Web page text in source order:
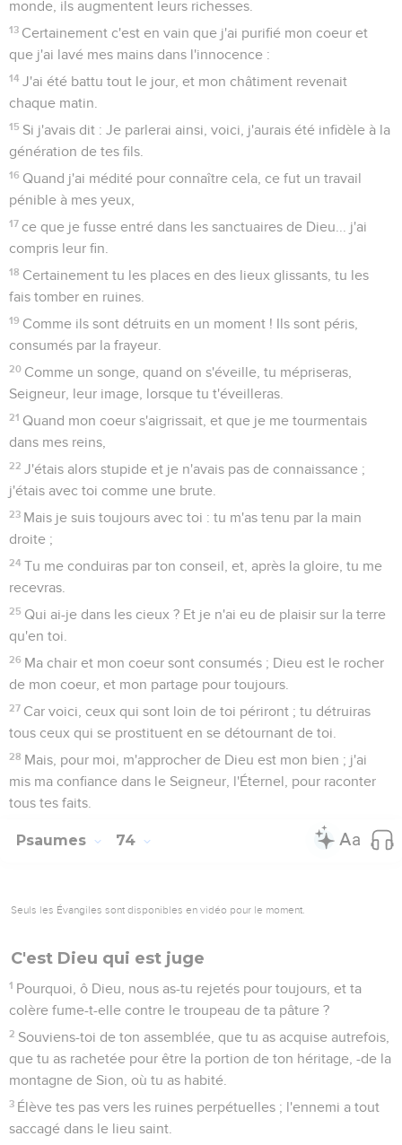
monde, ils augmentent leurs richesses.
13 Certainement c'est en vain que j'ai purifié mon coeur et
que j'ai lavé mes mains dans l'innocence :
14 J'ai été battu tout le jour, et mon châtiment revenait
chaque matin.
15 Si j'avais dit : Je parlerai ainsi, voici, j'aurais été infidèle à la
génération de tes fils.
16 Quand j'ai médité pour connaître cela, ce fut un travail
pénible à mes yeux,
17 ce que je fusse entré dans les sanctuaires de Dieu... j'ai
compris leur fin.
18 Certainement tu les places en des lieux glissants, tu les
fais tomber en ruines.
19 Comme ils sont détruits en un moment ! Ils sont péris,
consumés par la frayeur.
20 Comme un songe, quand on s'éveille, tu mépriseras,
Seigneur, leur image, lorsque tu t'éveilleras.
21 Quand mon coeur s'aigrissait, et que je me tourmentais
dans mes reins,
22 J'étais alors stupide et je n'avais pas de connaissance ;
j'étais avec toi comme une brute.
23 Mais je suis toujours avec toi : tu m'as tenu par la main
droite ;
24 Tu me conduiras par ton conseil, et, après la gloire, tu me
recevras.
25 Qui ai-je dans les cieux ? Et je n'ai eu de plaisir sur la terre
qu'en toi.
26 Ma chair et mon coeur sont consumés ; Dieu est le rocher
de mon coeur, et mon partage pour toujours.
27 Car voici, ceux qui sont loin de toi périront ; tu détruiras
tous ceux qui se prostituent en se détournant de toi.
28 Mais, pour moi, m'approcher de Dieu est mon bien ; j'ai
mis ma confiance dans le Seigneur, l'Éternel, pour raconter
tous tes faits.
Psaumes 74
Seuls les Évangiles sont disponibles en vidéo pour le moment.
C'est Dieu qui est juge
1 Pourquoi, ô Dieu, nous as-tu rejetés pour toujours, et ta
colère fume-t-elle contre le troupeau de ta pâture ?
2 Souviens-toi de ton assemblée, que tu as acquise autrefois,
que tu as rachetée pour être la portion de ton héritage, -de la
montagne de Sion, où tu as habité.
3 Élève tes pas vers les ruines perpétuelles ; l'ennemi a tout
saccagé dans le lieu saint.